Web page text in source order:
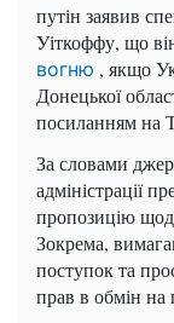
путін заявив
Уіткоффу, що
вогню , якщо
Донецької
посиланням на
За словами
адміністрації
пропозицію
Зокрема,
поступок та
прав в обмін